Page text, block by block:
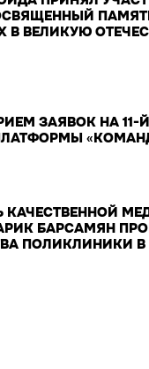
В ВЕЛИКУЮ
ЗАЯВОК НА 11-
КАЧЕСТВЕННОЙ
БАРСАМЯН
ПОЛИКЛИНИКИ В